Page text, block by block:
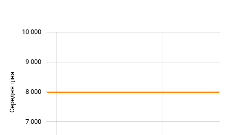
Середня ціна 10 000
7 000
8 000
9 000
10 000